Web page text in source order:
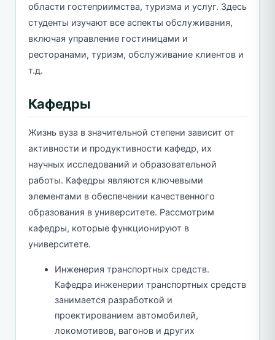
области гостеприимства, туризма и услуг. Здесь
студенты изучают все аспекты обслуживания,
включая управление гостиницами и
ресторанами, туризм, обслуживание клиентов и
т.д.
Кафедры
Жизнь вуза в значительной степени зависит от
активности и продуктивности кафедр, их
научных исследований и образовательной
работы. Кафедры являются ключевыми
элементами в обеспечении качественного
образования в университете. Рассмотрим
кафедры, которые функционируют в
университете.
Инженерия транспортных средств.
Кафедра инженерии транспортных средств
занимается разработкой и
проектированием автомобилей,
локомотивов, вагонов и других